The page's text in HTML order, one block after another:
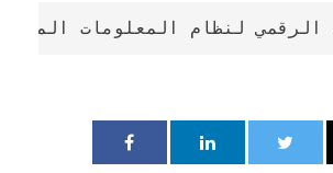
الرقمي لنظام المعلومات